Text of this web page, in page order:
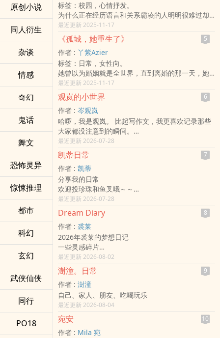
原创小说
同人衍生
杂谈
情感
奇幻
鬼话
舞文
恐怖灵异
惊悚推理
都市
科幻
玄幻
武侠仙侠
同行
PO18
标签：校园，心情抒发。
为什么正在经历语言和关系霸凌的人明明很难过却
从不跟大人说呢？经历过这些的「她」是这么说
的......
（我的文笔可能没有那么的精细，可以的话，多留
一点建议吧！我会继续努力的！）
最近更新 2025-11-17
《孤城，她重生了》 5
作者 : 丫紫Azier
标签：日常，女性向。
她曾以为婚姻就是全世界，直到离婚的那一天，她
才明白——人生的主角，从来不是别人，而是自
己。
程若溪，失去了依靠、没有一技之长，孤身踏入繁
华却冷漠的都市。玻璃门背后，是心机满满的职
场，也是无数试探与挑战的战场。她没有利剑，只
有善良和敏锐的观察力。
在孤独的城市里，她学会与自己对话，用温柔划开
生存的缝隙；在被低估与轻视的每一刻，她悄悄累
积力量，准备翻转命运。
这是一个关于失败、勇气与重生的故事；
关于一个女人，如何在都市丛林里，用善良与智
慧，重新掌握人生，成为真正的自己。
你准备好，跟她一起踏上重生之路了吗？
最近更新 2025-11-17
观岚的小世界 6
作者 : 岑观岚
哈啰，我是观岚。 比起写作文，我更喜欢记录那些
大家都没注意到的瞬间。
像是补习班窗外的雨声、便利商店架上最后一瓶饮
料的颜色，还有藏在大家笑容背后，那些没说出口
的心事。
虽然有时候觉得生活很烦，也有很多搞不懂的问
题，但写下来之后，好像就能稍微冷静一点了。
这里是我存放这些心情的地方，如果你也刚好路
过，要不要坐下来，陪我一起聊聊这些日常里的奇
迹？
最近更新 2026-07-28
凯蒂日常 7
作者 : 凯蒂
分享我的日常
欢迎投珍珠和鱼叉哦～～
来留言跟我互动我会很开心
最近更新 2026-07-28
Dream Diary 8
作者 : 裘莱
2026年裘莱的梦想日记
一些灵感碎片
路过阅读或是喜欢都可以留言
2026.03.27.开书
最近更新 2026-08-02
澍潼。日常 9
作者 : 澍潼
自己、家人、朋友、吃喝玩乐
最近更新 2026-08-04
宛安 10
作者 : Mila 宛